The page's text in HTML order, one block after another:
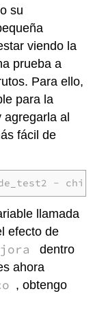
su
viendo la
prueba a
Para ello,
para la
agregarla al
fácil de
-
llamada
efecto de
dentro
ahora
, obtengo